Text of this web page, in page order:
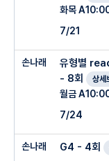
화목
7/21
손나래
유형별
- 8회
상세
월금
7/24
손나래 G4 - 4회